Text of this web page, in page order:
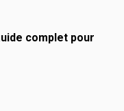
complet pour